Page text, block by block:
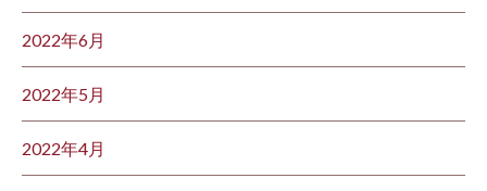
2022年6月
2022年5月
2022年4月